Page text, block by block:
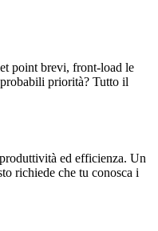
point brevi, front-load le
priorità? Tutto il
ed efficienza. Un
richiede che tu conosca i